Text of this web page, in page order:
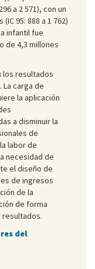
a 2 571), con un
95: 888 a 1 762)
infantil fue
de 4,3 millones
los resultados
carga de
la aplicación
a disminuir la
de
labor de
necesidad de
el diseño de
de ingresos
de la
de forma
resultados.
del